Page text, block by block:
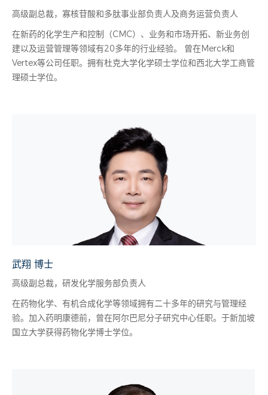
高级副总裁，寡核苷酸和多肽事业部负责人及商务运营负责人
在新药的化学生产和控制（CMC）、业务和市场开拓、新业务创
建以及运营管理等领域有20多年的行业经验。 曾在Merck和
Vertex等公司任职。拥有杜克大学化学硕士学位和西北大学工商管
理硕士学位。
武翔 博士
高级副总裁，研发化学服务部负责人
在药物化学、有机合成化学等领域拥有二十多年的研究与管理经
验。加入药明康德前，曾在阿尔巴尼分子研究中心任职。于新加坡
国立大学获得药物化学博士学位。